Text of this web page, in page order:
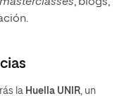
la Huella UNIR, un